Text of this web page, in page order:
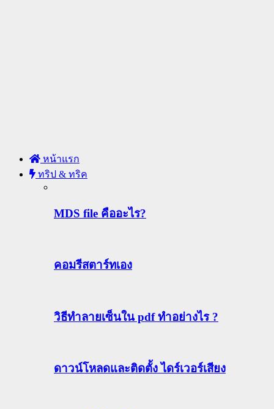
หน้าแรก
ทริป & ทริค
MDS file คืออะไร?
คอมรีสตาร์ทเอง
วิธีทําลายเซ็นใน pdf ทำอย่างไร ?
ดาวน์โหลดและติดตั้ง ไดร์เวอร์เสียง